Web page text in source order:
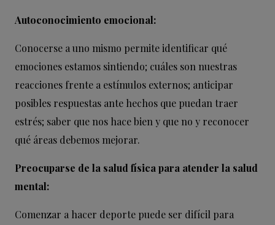
Autoconocimiento emocional:
Conocerse a uno mismo permite identificar qué
emociones estamos sintiendo; cuáles son nuestras
reacciones frente a estímulos externos; anticipar
posibles respuestas ante hechos que puedan traer
estrés; saber que nos hace bien y que no y reconocer
qué áreas debemos mejorar.
Preocuparse de la salud física para atender la salud
mental:
Comenzar a hacer deporte puede ser difícil para